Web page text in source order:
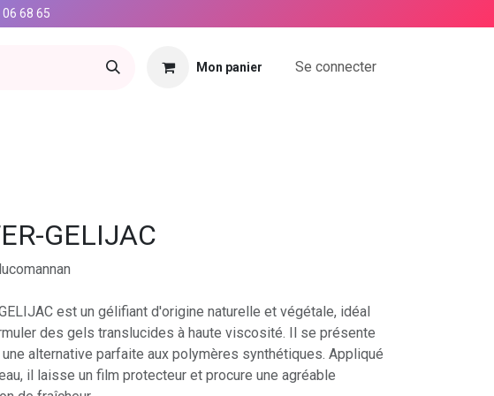
68 65
Mon panier Se connecter
GELIJAC
est un gélifiant d'origine naturelle et végétale, idéal
des gels translucides à haute viscosité. Il se présente
alternative parfaite aux polymères synthétiques. Appliqué
il laisse un film protecteur et procure une agréable